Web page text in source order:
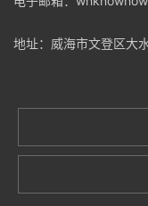
地址：威海市文登区大